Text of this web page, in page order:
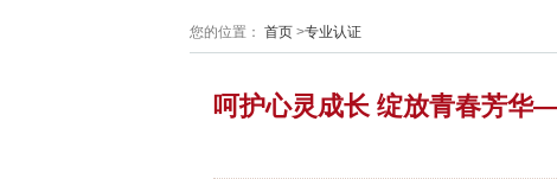
您的位置： 首页 >专业认证
呵护心灵成长 绽放青春芳华